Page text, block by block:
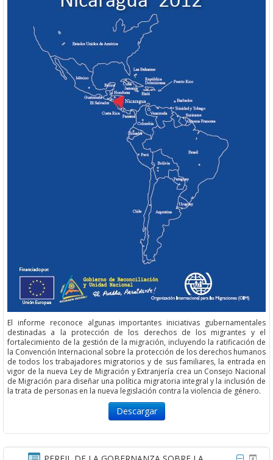
El informe reconoce algunas importantes iniciativas gubernamentales
destinadas a la protección de los derechos de los migrantes y el
fortalecimiento de la gestión de la migración, incluyendo la ratificación de
la Convención Internacional sobre la protección de los derechos humanos
de todos los trabajadores migratorios y de sus familiares, la entrada en
vigor de la nueva Ley de Migración y Extranjería crea un Consejo Nacional
de Migración para diseñar una política migratoria integral y la inclusión de
la trata de personas en la nueva legislación contra la violencia de género.
Descargar